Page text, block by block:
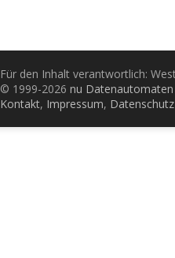
Für den Inhalt verantwortlich:
© 1999-2026 nu
Kontakt, Impressum, Datenschutz